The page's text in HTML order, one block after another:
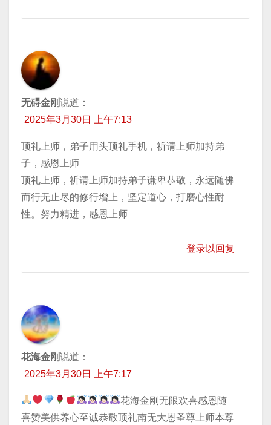
无碍金刚说道：
2025年3月30日 上午7:13
顶礼上师，弟子用头顶礼手机，祈请上师加持弟
子，感恩上师
顶礼上师，祈请上师加持弟子谦卑恭敬，永远随佛
而行无止尽的修行增上，坚定道心，打磨心性耐
性。努力精进，感恩上师
登录以回复
花海金刚说道：
2025年3月30日 上午7:17
花海金刚无限欢喜感恩随
喜赞美供养心至诚恭敬顶礼南无大恩圣尊上师本尊